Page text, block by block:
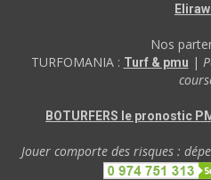
Nos
TURFOMANIA : Turf & pmu |
BOTURFERS le pronostic
Jouer comporte des risques :